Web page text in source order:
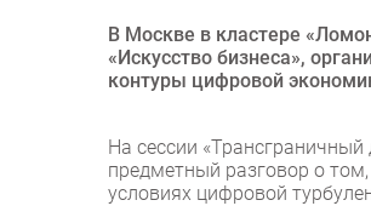
В Москве в кластере
«Искусство бизнеса»,
контуры цифровой
На сессии
предметный разговор о
условиях цифровой